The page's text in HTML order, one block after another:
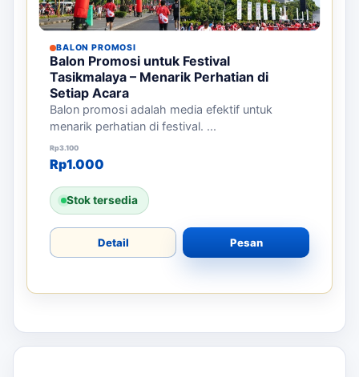
BALON PROMOSI
Jasa Sewa Balon Gate Tasikmalaya –
Tarik Perhatian di Event Anda
Balon gate adalah media promosi yang efektif
untuk menarik perhatian di ...
Rp9.500.000
Harga aslinya adalah: Rp9.500.000.
Rp2.500.000
Harga saat ini adalah: Rp2.500.000.
Stok tersedia
Detail Pesan